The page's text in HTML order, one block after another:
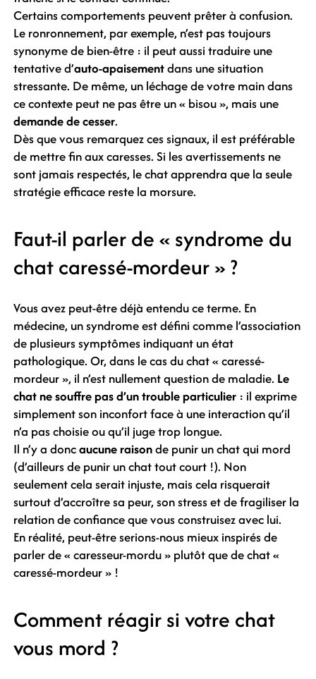
Certains comportements peuvent prêter à confusion.
Le ronronnement, par exemple, n’est pas toujours
synonyme de bien-être : il peut aussi traduire une
tentative d’auto-apaisementdans une situation
stressante. De même, un léchage de votre main dans
ce contexte peut ne pas être un « bisou », mais une
demande de cesser.
Dès que vous remarquez ces signaux, il est préférable
de mettre fin aux caresses. Si les avertissements ne
sont jamais respectés, le chat apprendra que la seule
stratégie efficace reste la morsure.
Faut-il parler de « syndrome du
chat caressé-mordeur » ?
Vous avez peut-être déjà entendu ce terme. En
médecine, un syndrome est défini comme l’association
de plusieurs symptômes indiquant un état
pathologique. Or, dans le cas du chat « caressé-
mordeur », il n’est nullement question de maladie. Le
chat ne souffre pas d’un trouble particulier : il exprime
simplement son inconfort face à une interaction qu’il
n’a pas choisie ou qu’il juge trop longue.
Il n’y a doncaucune raisonde punir un chat qui mord
(d’ailleurs de punir un chat tout court !). Non
seulement cela serait injuste, mais cela risquerait
surtout d’accroître sa peur, son stress et de fragiliser la
relation de confiance que vous construisez avec lui.
En réalité, peut-être serions-nous mieux inspirés de
parler de « caresseur-mordu » plutôt que de chat «
caressé-mordeur » !
Comment réagir si votre chat
vous mord ?